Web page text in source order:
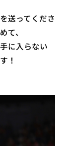
送ってくださ
て、
に入らない
！